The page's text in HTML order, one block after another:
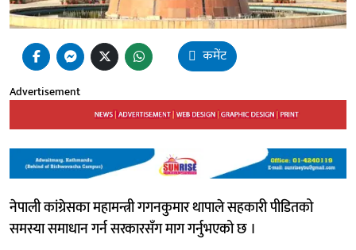
कमेंट
Advertisement
नेपाली कांग्रेसका महामन्त्री गगनकुमार थापाले सहकारी पीडितको
समस्या समाधान गर्न सरकारसँग माग गर्नुभएको छ ।